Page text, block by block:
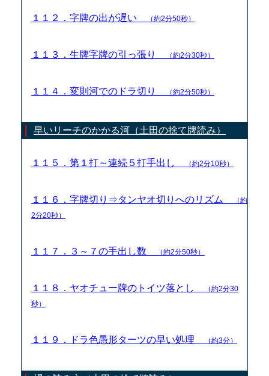
１１２．字牌の出が遅い （約2分50秒）
１１３．生牌字牌の引っ張り （約2分30秒）
１１４．変則河でのドラ切り （約2分50秒）
早いリーチのかかる河（土田の捨て牌読み）
１１５．第１打～連続５打手出し （約2分10秒）
１１６．字牌切り⇒タンヤオ切りへのリズム
（約
2分20秒）
１１７．３～７の手出し数 （約2分50秒）
１１８．ヤオチュー牌のトイツ落とし
（約2分30
秒）
１１９．ドラ色愚形ターツの早い処理 （約3分）